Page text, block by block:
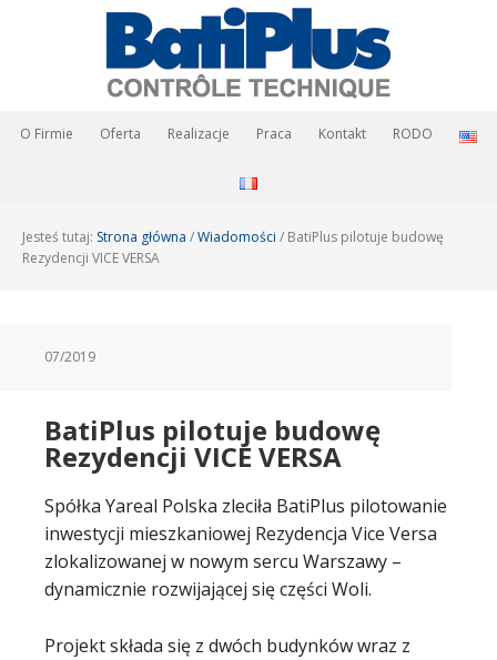
O Firmie Oferta Realizacje Praca Kontakt RODO
Jesteś tutaj: Strona główna /Wiadomości / BatiPlus pilotuje budowę
Rezydencji VICE VERSA
07/2019
BatiPlus pilotuje budowę
Rezydencji VICE VERSA
Spółka Yareal Polska zleciła BatiPlus pilotowanie
inwestycji mieszkaniowej Rezydencja Vice Versa
zlokalizowanej w nowym sercu Warszawy –
dynamicznie rozwijającej się części Woli.
Projekt składa się z dwóch budynków wraz z